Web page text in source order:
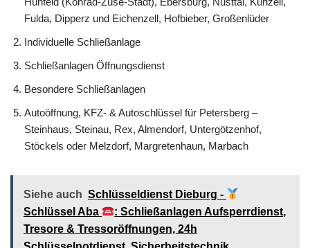
Fulda, Dipperz und Eichenzell, Hofbieber, Großenlüder
Individuelle Schließanlage
Schließanlagen Öffnungsdienst
Besondere Schließanlagen
Autoöffnung, KFZ- & Autoschlüssel für Petersberg –
Steinhaus, Steinau, Rex, Almendorf, Untergötzenhof,
Stöckels oder Melzdorf, Margretenhaun, Marbach
Siehe auch Schlüsseldienst Dieburg -
Schlüssel Aba
: Schließanlagen Aufsperrdienst,
Tresore & Tressoröffnungen, 24h